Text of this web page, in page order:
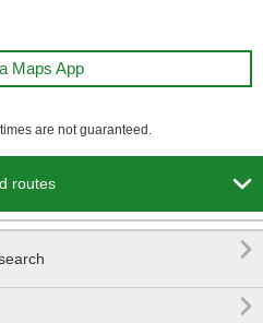
Maps App
are not guaranteed.
routes 

